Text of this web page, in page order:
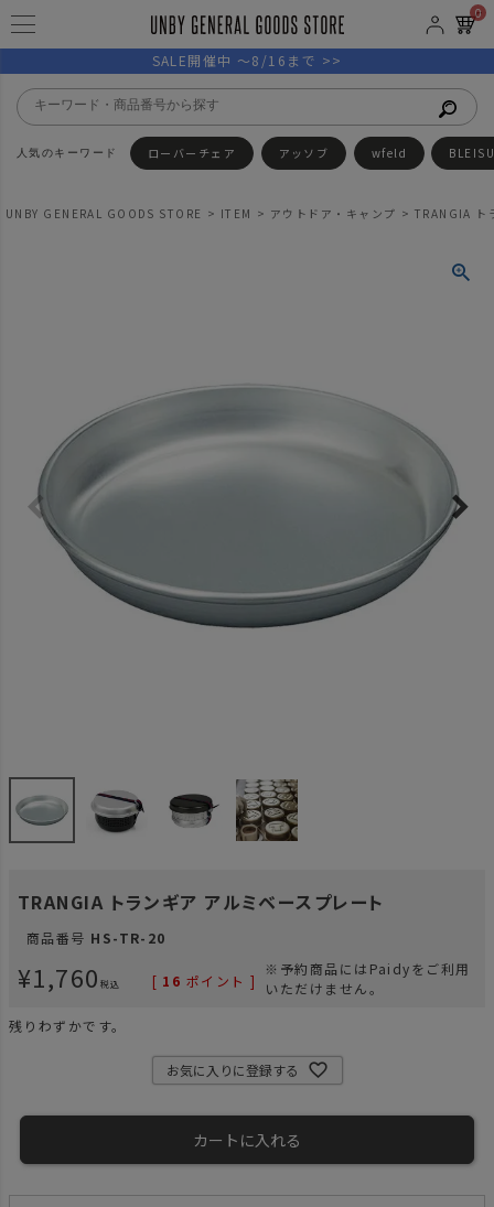
0
SALE開催中 ～8/16まで >>
ローバーチェア アッソブ wfeld
UNBY GENERAL GOODS STORE ITEM アウトドア・キャンプ TRANGIA ト
TRANGIA トランギア アルミベースプレート
商品番号 HS-TR-20
¥1,760 税込 [ 16 ポイント ]
※予約商品にはPaidyをご利用
いただけません。
残りわずかです。
お気に入りに登録する
カートに入れる